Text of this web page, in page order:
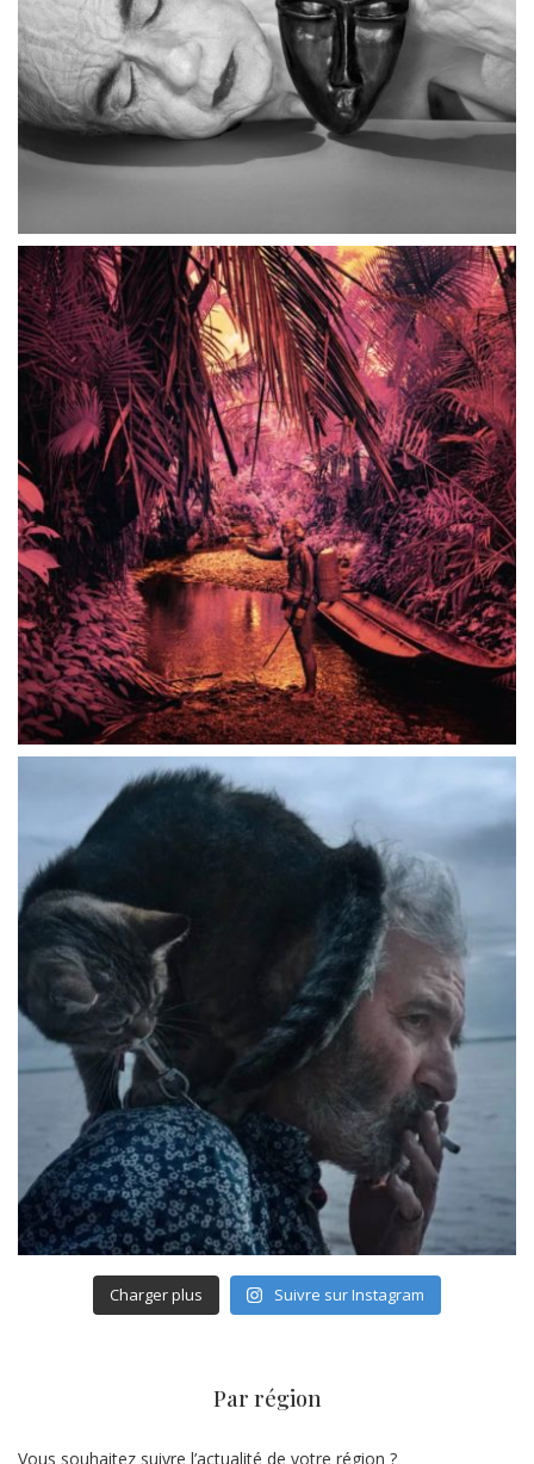
Charger plus Suivre sur Instagram
Par région
Vous souhaitez suivre l’actualité de votre région ?